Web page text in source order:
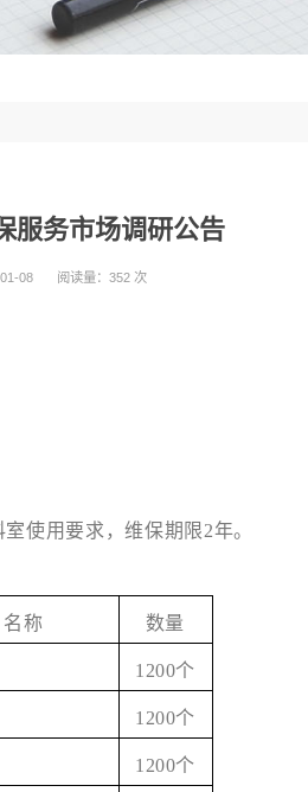
服务市场调研公告
08 阅读量：352 次
使用要求，维保期限2年。
名称 数量
1200个
1 200个
1 200个